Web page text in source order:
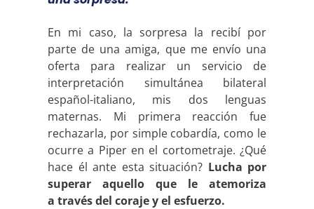
En mi caso, la sorpresa la recibí por
parte de una amiga, que me envío una
oferta para realizar un servicio de
interpretación simultánea bilateral
español-italiano, mis dos lenguas
maternas. Mi primera reacción fue
rechazarla, por simple cobardía, como le
ocurre a Piper en el cortometraje. ¿Qué
hace él ante esta situación? Lucha por
superar aquello que le atemoriza
a través del coraje y el esfuerzo.